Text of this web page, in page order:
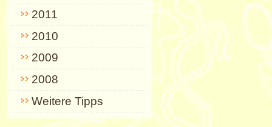
2011
2010
2009
2008
Weitere Tipps